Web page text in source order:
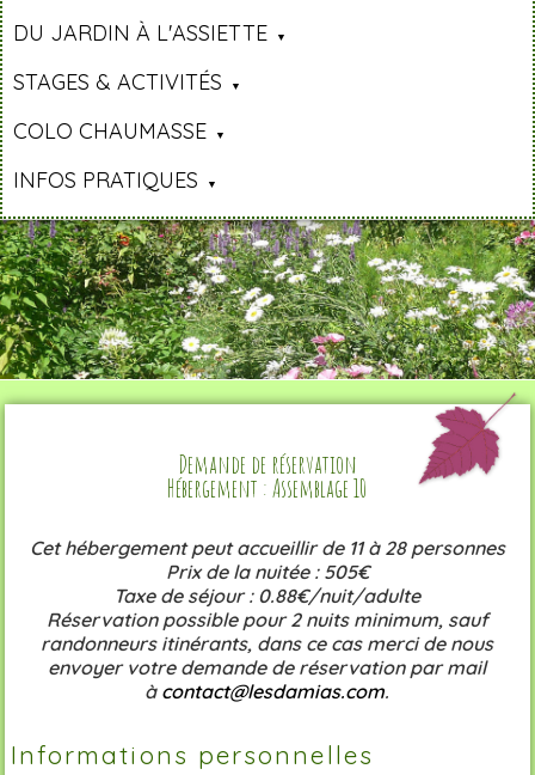
DU JARDIN À L'ASSIETTE
STAGES & ACTIVITÉS
COLO CHAUMASSE
INFOS PRATIQUES
Demande de réservation
Hébergement : Assemblage 10
Cet hébergement peut accueillir de 11 à 28 personnes
Prix de la nuitée : 505€
Taxe de séjour : 0.88€/nuit/adulte
Réservation possible pour 2 nuits minimum, sauf
randonneurs itinérants, dans ce cas merci de nous
envoyer votre demande de réservation par mail
à contact@lesdamias.com.
Informations personnelles